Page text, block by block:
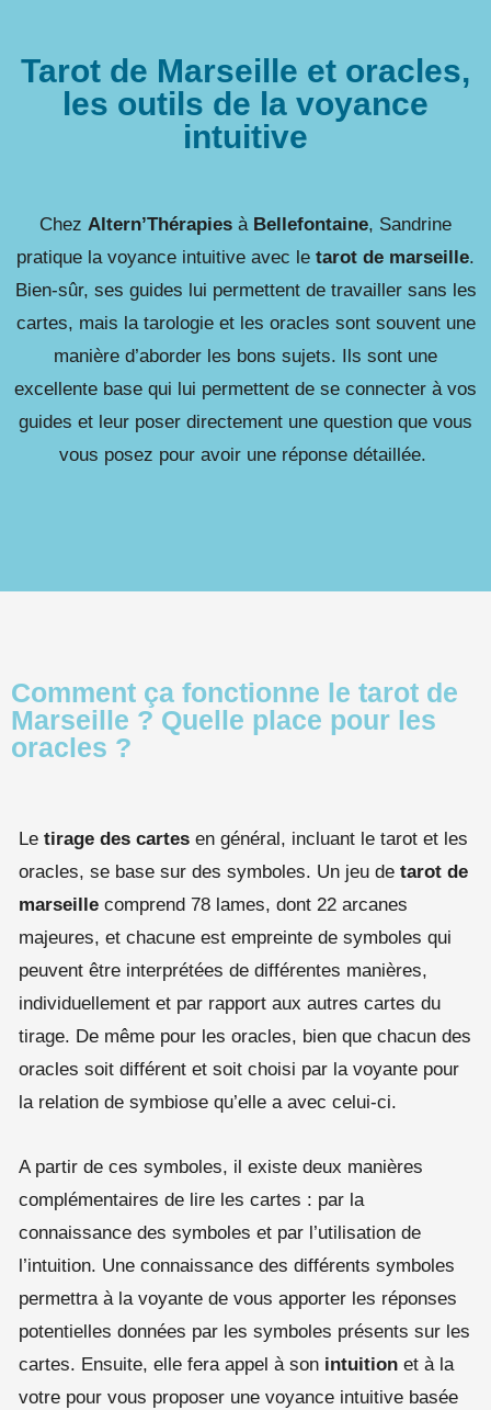
Tarot de Marseille et oracles,
les outils de la voyance
intuitive
Chez Altern’Thérapies à Bellefontaine, Sandrine
pratique la voyance intuitive avec le tarot de marseille.
Bien-sûr, ses guides lui permettent de travailler sans les
cartes, mais la tarologie et les oracles sont souvent une
manière d’aborder les bons sujets. Ils sont une
excellente base qui lui permettent de se connecter à vos
guides et leur poser directement une question que vous
vous posez pour avoir une réponse détaillée.
Comment ça fonctionne le tarot de
Marseille ? Quelle place pour les
oracles ?
Le tirage des cartesen général, incluant le tarot et les
oracles, se base sur des symboles. Un jeu de tarot de
marseillecomprend 78 lames, dont 22 arcanes
majeures, et chacune est empreinte de symboles qui
peuvent être interprétées de différentes manières,
individuellement et par rapport aux autres cartes du
tirage. De même pour les oracles, bien que chacun des
oracles soit différent et soit choisi par la voyante pour
la relation de symbiose qu’elle a avec celui-ci.
A partir de ces symboles, il existe deux manières
complémentaires de lire les cartes : par la
connaissance des symboles et par l’utilisation de
l’intuition. Une connaissance des différents symboles
permettra à la voyante de vous apporter les réponses
potentielles données par les symboles présents sur les
cartes. Ensuite, elle fera appel à son intuitionet à la
votre pour vous proposer une voyance intuitive basée